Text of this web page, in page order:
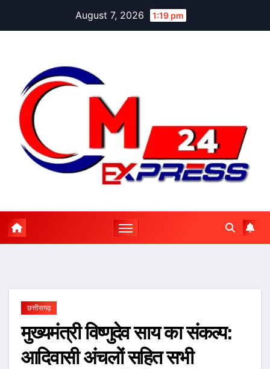
August 7, 2026 1:19 pm
छत्तीसगढ़
मुख्यमंत्री विष्णुदेव साय का संकल्प:
आदिवासी अंचलों सहित सभी